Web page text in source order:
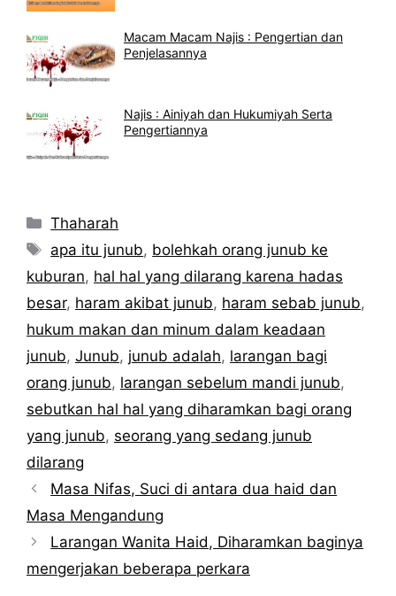
Macam Macam Najis : Pengertian dan
Penjelasannya
Najis : Ainiyah dan Hukumiyah Serta
Pengertiannya
Kategori
Thaharah
Tag
apa itu junub, bolehkah orang junub ke
kuburan, hal hal yang dilarang karena hadas
besar, haram akibat junub, haram sebab junub,
hukum makan dan minum dalam keadaan
junub, Junub, junub adalah, larangan bagi
orang junub, larangan sebelum mandi junub,
sebutkan hal hal yang diharamkan bagi orang
yang junub, seorang yang sedang junub
dilarang
Masa Nifas, Suci di antara dua haid dan
Masa Mengandung
Larangan Wanita Haid, Diharamkan baginya
mengerjakan beberapa perkara